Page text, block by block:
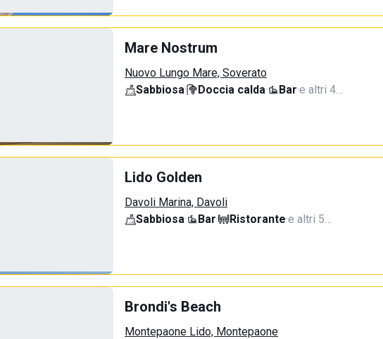
Mare Nostrum
Nuovo Lungo Mare, Soverato
Sabbiosa· Doccia calda· Bar·e altri 4…
Lido Golden
Davoli Marina, Davoli
Sabbiosa· Bar· Ristorante·e altri 5…
Brondi's Beach
Montepaone Lido, Montepaone